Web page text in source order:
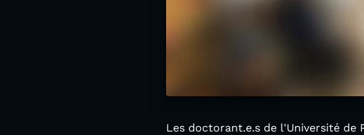
Les doctorant.e.s de l'Université de